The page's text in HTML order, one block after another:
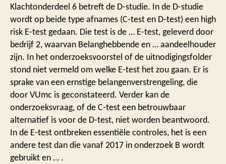
Klachtonderdeel 6 betreft de D-studie. In de D-studie
wordt op beide type afnames (C-test en D-test) een high
risk E-test gedaan. Die test is de … E-test, geleverd door
bedrijf 2, waarvan Belanghebbende en … aandeelhouder
zijn. In het onderzoeksvoorstel of de uitnodigingsfolder
stond niet vermeld om welke E-test het zou gaan. Er is
sprake van een ernstige belangenverstrengeling, die
door VUmc is geconstateerd. Verder kan de
onderzoeksvraag, of de C-test een betrouwbaar
alternatief is voor de D-test, niet worden beantwoord.
In de E-test ontbreken essentiële controles, het is een
andere test dan die vanaf 2017 in onderzoek B wordt
gebruikt en … .